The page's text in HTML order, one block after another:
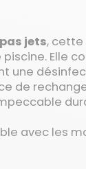
jets, cette
Elle
une
de
avec les